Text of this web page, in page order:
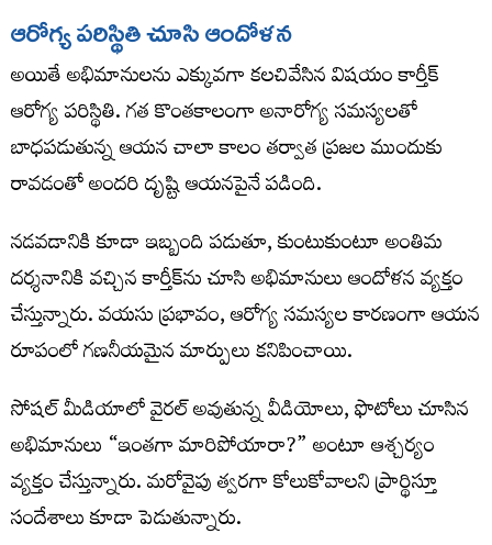
ఆరోగ్య పరిస్థితి చూసి ఆందోళన
అయితే అభిమానులను ఎక్కువగా కలచివేసిన విషయం కార్తీక్
ఆరోగ్య పరిస్థితి. గత కొంతకాలంగా అనారోగ్య సమస్యలతో
బాధపడుతున్న ఆయన చాలా కాలం తర్వాత ప్రజల ముందుకు
రావడంతో అందరి దృష్టి ఆయనపైనే పడింది.
నడవడానికి కూడా ఇబ్బంది పడుతూ, కుంటుకుంటూ అంతిమ
దర్శనానికి వచ్చిన కార్తీక్‌ను చూసి అభిమానులు ఆందోళన వ్యక్తం
చేస్తున్నారు. వయసు ప్రభావం, ఆరోగ్య సమస్యల కారణంగా ఆయన
రూపంలో గణనీయమైన మార్పులు కనిపించాయి.
సోషల్ మీడియాలో వైరల్ అవుతున్న వీడియోలు, ఫొటోలు చూసిన
అభిమానులు “ఇంతగా మారిపోయారా?” అంటూ ఆశ్చర్యం
వ్యక్తం చేస్తున్నారు. మరోవైపు త్వరగా కోలుకోవాలని ప్రార్థిస్తూ
సందేశాలు కూడా పెడుతున్నారు.